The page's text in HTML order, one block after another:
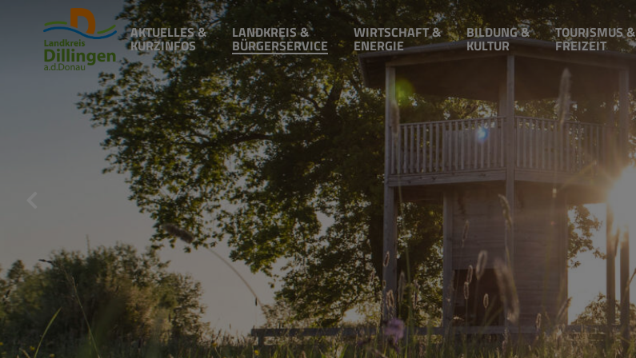
AKTUELLES &
KURZINFOS
LANDKREIS &
BÜRGERSERVICE
WIRTSCHAFT &
ENERGIE
BILDUNG &
KULTUR
TOURISMUS &
FREIZEIT